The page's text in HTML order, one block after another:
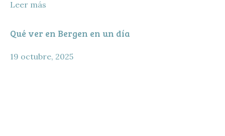
Leer más
Qué ver en Bergen en un día
19 octubre, 2025